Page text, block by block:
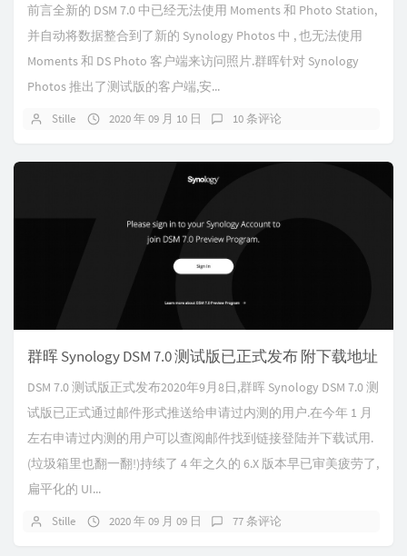
前言全新的 DSM 7.0 中已经无法使用 Moments 和 Photo Station,
并自动将数据整合到了新的 Synology Photos 中 , 也无法使用
Moments 和 DS Photo 客户端来访问照片.群晖针对 Synology
Photos 推出了测试版的客户端,安...
Stille 2020 年 09 月 10 日 10 条评论
群晖 Synology DSM 7.0 测试版已正式发布 附下载地址
DSM 7.0 测试版正式发布2020年9月8日,群晖 Synology DSM 7.0 测
试版已正式通过邮件形式推送给申请过内测的用户.在今年 1 月
左右申请过内测的用户可以查阅邮件找到链接登陆并下载试用.
(垃圾箱里也翻一翻!)持续了 4 年之久的 6.X 版本早已审美疲劳了,
扁平化的 UI...
Stille 2020 年 09 月 09 日 77 条评论